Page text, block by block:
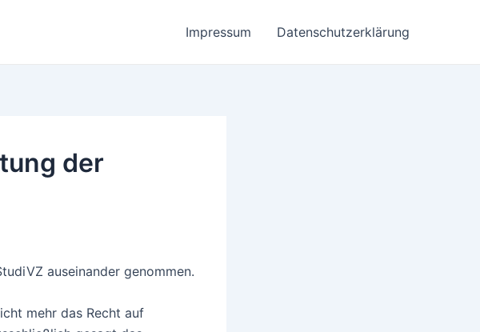
Impressum Datenschutzerklärung
der
auseinander genommen.
mehr das Recht auf